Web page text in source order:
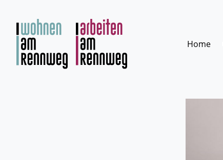
springen
Home